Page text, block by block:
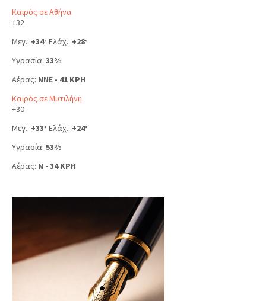
Καιρός σε Αθήνα
+32
Μεγ.: +34° Ελάχ.: +28°
Υγρασία: 33%
Αέρας: NNE - 41 KPH
Καιρός σε Μυτιλήνη
+30
Μεγ.: +33° Ελάχ.: +24°
Υγρασία: 53%
Αέρας: N - 34 KPH